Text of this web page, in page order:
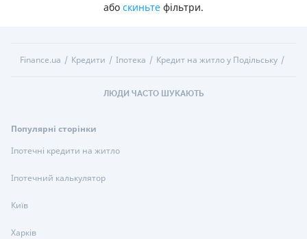
або скиньте фільтри.
Finance.ua Кредити Іпотека Кредит на житло у Подільську
ЛЮДИ ЧАСТО ШУКАЮТЬ
Популярні сторінки
Іпотечні кредити на житло
Іпотечний калькулятор
Київ
Харків